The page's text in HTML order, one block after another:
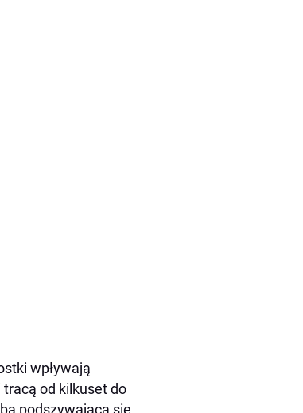
wpływają
od kilkuset do
podszywająca się